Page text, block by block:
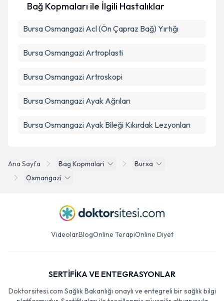
Ana Sayfa Bag Kopmalari
Bursa
Osmangazi
Bağ Kopmaları ile İlgili Hastalıklar
Bursa Osmangazi Acl (Ön Çapraz Bağ) Yırtığı
Bursa Osmangazi Artroplasti
Bursa Osmangazi Artroskopi
Bursa Osmangazi Ayak Ağrıları
Bursa Osmangazi Ayak Bileği Kıkırdak Lezyonları
VideolarBlogOnline TerapiOnline Diyet
SERTİFİKA VE ENTEGRASYONLAR
Doktorsitesi.com Sağlık Bakanlığı onaylı ve entegreli bir sağlık bilgi